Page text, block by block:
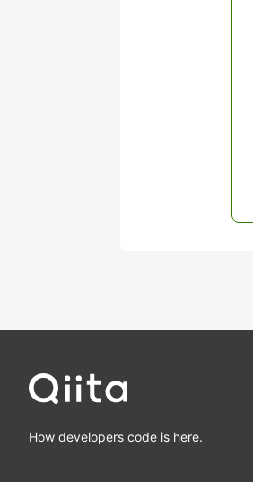
How developers code is here.